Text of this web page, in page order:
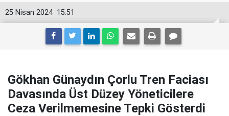
15:51
25 Nisan 2024
Gökhan Günaydın Çorlu Tren Faciası
Davasında Üst Düzey Yöneticilere
Ceza Verilmemesine Tepki Gösterdi